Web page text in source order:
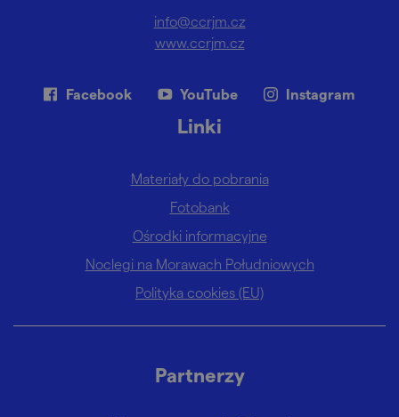
info@ccrjm.cz
www.ccrjm.cz
Facebook YouTube Instagram
Linki
Materiały do pobrania
Fotobank
Ośrodki informacyjne
Noclegi na Morawach Południowych
Polityka cookies (EU)
Partnerzy